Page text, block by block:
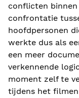
conflicten
confrontatie
hoofdpersonen
werkte dus als
een meer
verkennende
moment zelf te
tijdens het